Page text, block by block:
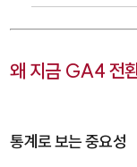
왜 지금 GA4 전
통계로 보는 중요성